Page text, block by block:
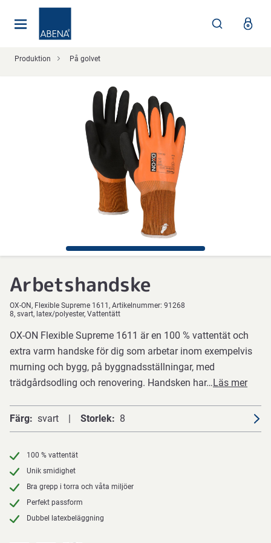
Produktion På golvet
Arbetshandske
OX-ON Flexible Supreme 1611 Artikelnummer: 91268
8, svart, latex/polyester, Vattentätt
OX-ON Flexible Supreme 1611 är en 100 % vattentät och
extra varm handske för dig som arbetar inom exempelvis
murning och bygg, på byggnadsställningar, med
trädgårdsodling och renovering. Handsken har…Läs mer
Färg svart Storlek 8
100 % vattentät
Unik smidighet
Bra grepp i torra och våta miljöer
Perfekt passform
Dubbel latexbeläggning